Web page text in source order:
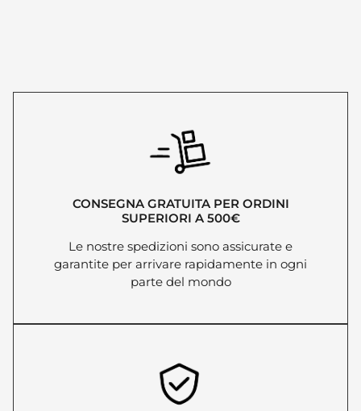
CONSEGNA GRATUITA PER ORDINI
SUPERIORI A 500€
Le nostre spedizioni sono assicurate e
garantite per arrivare rapidamente in ogni
parte del mondo